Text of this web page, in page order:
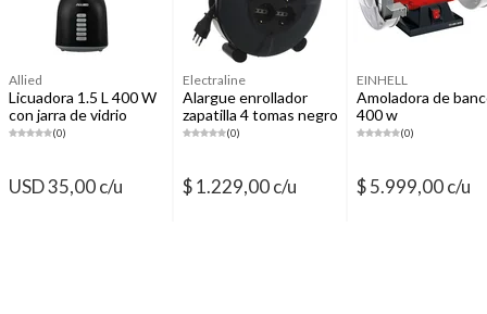
Allied
Licuadora 1.5 L 400 W
con jarra de vidrio
negra AL-JV40
(0)
USD 35,00 c/u
Electraline
Alargue enrollador
zapatilla 4 tomas negro
10 m
(0)
$ 1.229,00 c/u
EINHELL
Amoladora de
400 w
(0)
$ 5.999,00 c/u